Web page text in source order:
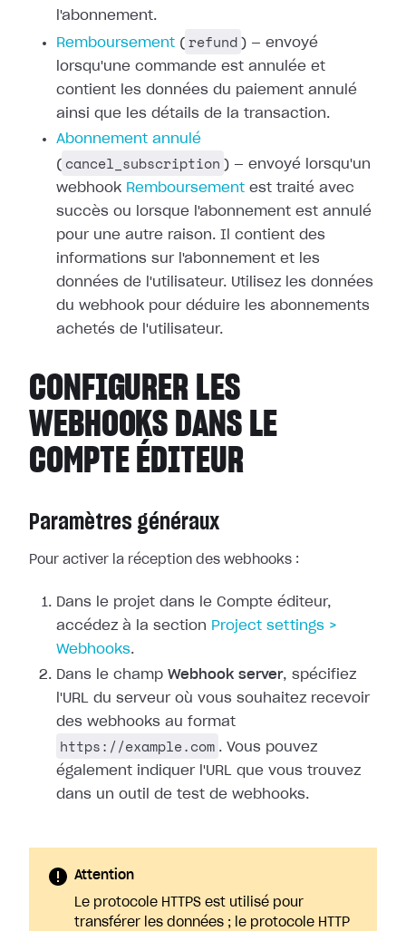
l'abonnement.
Remboursement ( refund ) — envoyé
lorsqu'une commande est annulée et
contient les données du paiement annulé
ainsi que les détails de la transaction.
Abonnement annulé
( cancel_subscription ) — envoyé lorsqu'un
webhook Remboursement est traité avec
succès ou
lorsque l'abonnement est annulé
pour une autre raison. Il contient des
informations sur l'abonnement et les
données de l'utilisateur. Utilisez les données
du webhook pour déduire les abonnements
achetés de l'utilisateur.
CONFIGURER LES
WEBHOOKS DANS LE
COMPTE ÉDITEUR
Paramètres généraux
Pour activer la réception des webhooks :
Dans le projet dans le Compte éditeur,
accédez à la section Project settings >
Webhooks.
Dans le champ Webhook server, spécifiez
l'URL du serveur où vous souhaitez recevoir
des webhooks au format
https://example.com . Vous pouvez
également indiquer l'URL que vous trouvez
dans un outil de test de webhooks.
Attention
Le protocole HTTPS est utilisé pour
transférer les données ; le protocole HTTP